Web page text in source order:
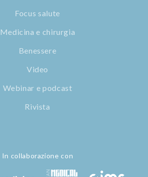
Focus salute
Medicina e chirurgia
Benessere
Video
Webinar e podcast
Rivista
In collaborazione con